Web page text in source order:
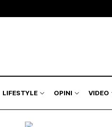
LIFESTYLE OPINI VIDEO